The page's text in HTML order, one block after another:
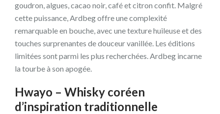
goudron, algues, cacao noir, café et citron confit. Malgré
cette puissance, Ardbeg offre une complexité
remarquable en bouche, avec une texture huileuse et des
touches surprenantes de douceur vanillée. Les éditions
limitées sont parmi les plus recherchées. Ardbeg incarne
la tourbe à son apogée.
Hwayo – Whisky coréen
d’inspiration traditionnelle